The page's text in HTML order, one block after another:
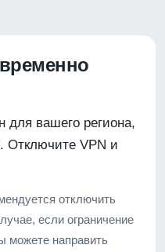
для вашего региона,
Отключите VPN и
отключить
если ограничение
можете направить